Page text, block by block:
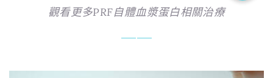
觀看更多PRF自體血漿蛋白相關治療